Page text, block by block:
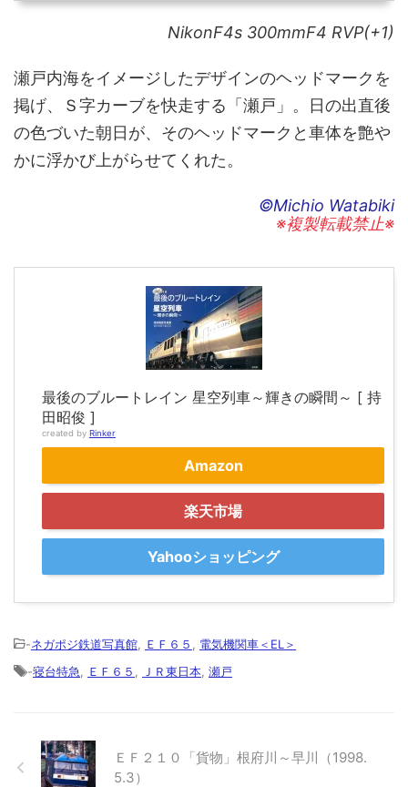
NikonF4s 300mmF4 RVP(+1)
瀬戸内海をイメージしたデザインのヘッドマークを
掲げ、Ｓ字カーブを快走する「瀬戸」。日の出直後
の色づいた朝日が、そのヘッドマークと車体を艶や
かに浮かび上がらせてくれた。
©Michio Watabiki
※複製転載禁止※
最後のブルートレイン 星空列車～輝きの瞬間～ [ 持
田昭俊 ]
created by Rinker
Amazon
楽天市場
Yahooショッピング
-ネガポジ鉄道写真館 ＥＦ６５
電気機関車＜EL＞
-寝台特急 ＥＦ６５ ＪＲ東日本 瀬戸
ＥＦ２１０「貨物」根府川～早川（1998.
5.3）